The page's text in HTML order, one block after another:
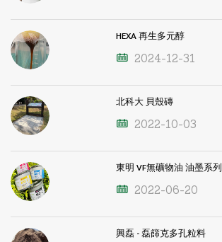
HEXA 再生多元醇
2024-12-31
北科大 貝殼磚
2022-10-03
東明 VF無礦物油 油墨系列
2022-06-20
興磊 - 磊篩克多孔粒料